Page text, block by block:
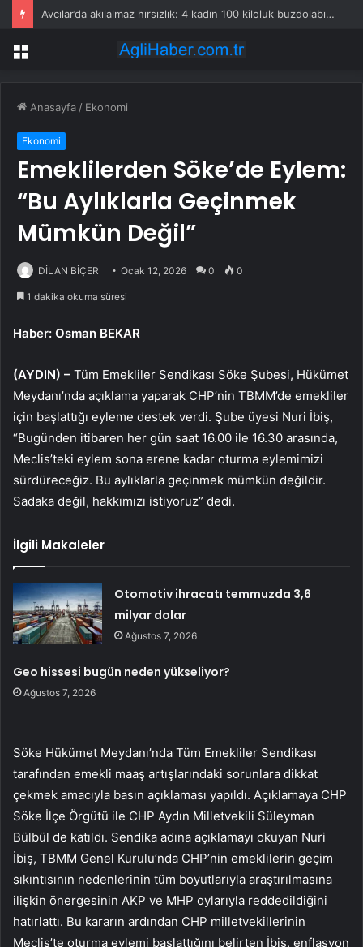
Avcılar’da akılalmaz hırsızlık: 4 kadın 100 kiloluk buzdolabını böyle çaldı
Menü
Anasayfa / Ekonomi
Ekonomi
Emeklilerden Söke’de Eylem:
“Bu Aylıklarla Geçinmek
Mümkün Değil”
DİLAN BİÇER Ocak 12, 2026 0 0
1 dakika okuma süresi
Haber: Osman BEKAR
(AYDIN) – Tüm Emekliler Sendikası Söke Şubesi, Hükümet
Meydanı’nda açıklama yaparak CHP’nin TBMM’de emekliler
için başlattığı eyleme destek verdi. Şube üyesi Nuri İbiş,
“Bugünden itibaren her gün saat 16.00 ile 16.30 arasında,
Meclis’teki eylem sona erene kadar oturma eylemimizi
sürdüreceğiz. Bu aylıklarla geçinmek mümkün değildir.
Sadaka değil, hakkımızı istiyoruz” dedi.
İlgili Makaleler
Otomotiv ihracatı temmuzda 3,6
milyar dolar
Ağustos 7, 2026
Geo hissesi bugün neden yükseliyor?
Ağustos 7, 2026
Söke Hükümet Meydanı’nda Tüm Emekliler Sendikası
tarafından emekli maaş artışlarındaki sorunlara dikkat
çekmek amacıyla basın açıklaması yapıldı. Açıklamaya CHP
Söke İlçe Örgütü ile CHP Aydın Milletvekili Süleyman
Bülbül de katıldı. Sendika adına açıklamayı okuyan Nuri
İbiş, TBMM Genel Kurulu’nda CHP’nin emeklilerin geçim
sıkıntısının nedenlerinin tüm boyutlarıyla araştırılmasına
ilişkin önergesinin AKP ve MHP oylarıyla reddedildiğini
hatırlattı. Bu kararın ardından CHP milletvekillerinin
Meclis’te oturma eylemi başlattığını belirten İbiş, enflasyon